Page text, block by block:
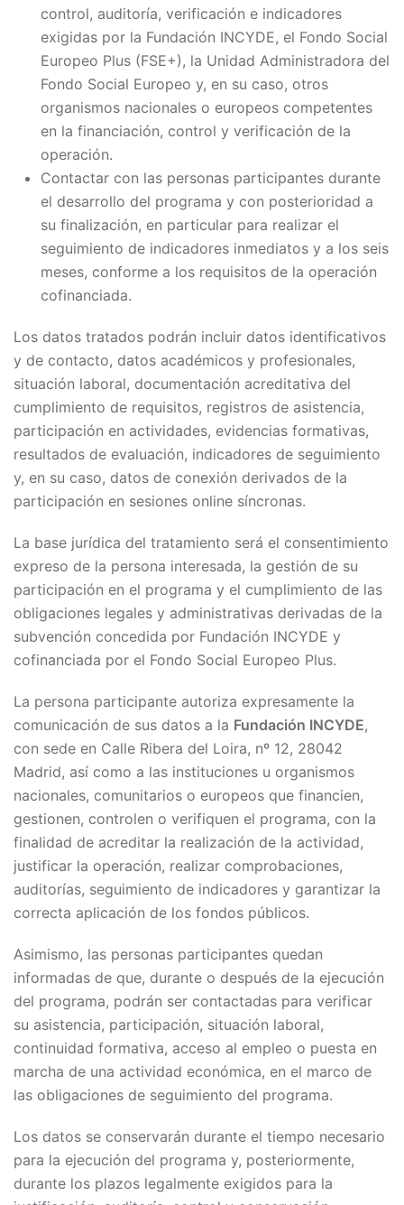
control, auditoría, verificación e indicadores
exigidas por la Fundación INCYDE, el Fondo Social
Europeo Plus (FSE+), la Unidad Administradora del
Fondo Social Europeo y, en su caso, otros
organismos nacionales o europeos competentes
en la financiación, control y verificación de la
operación.
Contactar con las personas participantes durante
el desarrollo del programa y con posterioridad a
su finalización, en particular para realizar el
seguimiento de indicadores inmediatos y a los seis
meses, conforme a los requisitos de la operación
cofinanciada.
Los datos tratados podrán incluir datos identificativos
y de contacto, datos académicos y profesionales,
situación laboral, documentación acreditativa del
cumplimiento de requisitos, registros de asistencia,
participación en actividades, evidencias formativas,
resultados de evaluación, indicadores de seguimiento
y, en su caso, datos de conexión derivados de la
participación en sesiones online síncronas.
La base jurídica del tratamiento será el consentimiento
expreso de la persona interesada, la gestión de su
participación en el programa y el cumplimiento de las
obligaciones legales y administrativas derivadas de la
subvención concedida por Fundación INCYDE y
cofinanciada por el Fondo Social Europeo Plus.
La persona participante autoriza expresamente la
comunicación de sus datos a la Fundación INCYDE,
con sede en Calle Ribera del Loira, nº 12, 28042
Madrid, así como a las instituciones u organismos
nacionales, comunitarios o europeos que financien,
gestionen, controlen o verifiquen el programa, con la
finalidad de acreditar la realización de la actividad,
justificar la operación, realizar comprobaciones,
auditorías, seguimiento de indicadores y garantizar la
correcta aplicación de los fondos públicos.
Asimismo, las personas participantes quedan
informadas de que, durante o después de la ejecución
del programa, podrán ser contactadas para verificar
su asistencia, participación, situación laboral,
continuidad formativa, acceso al empleo o puesta en
marcha de una actividad económica, en el marco de
las obligaciones de seguimiento del programa.
Los datos se conservarán durante el tiempo necesario
para la ejecución del programa y, posteriormente,
durante los plazos legalmente exigidos para la